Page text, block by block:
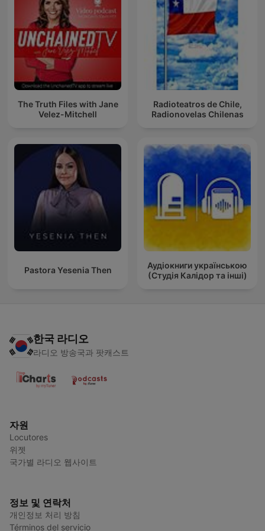
The Truth Files with Jane
Velez-Mitchell
Radioteatros de Chile,
Radionovelas Chilenas
Pastora Yesenia Then
Аудіокниги українською
(Студія Калідор та інші)
한국 라디오
라디오 방송국과 팟캐스트
자원
Locutores
위젯
국가별 라디오 웹사이트
정보 및 연락처
개인정보 처리 방침
Términos del servicio